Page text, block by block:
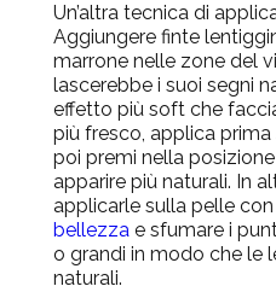
Un’altra tecnica di
Aggiungere finte
marrone nelle zone del
lascerebbe i suoi segni
effetto più soft che
più fresco, applica
poi premi nella
apparire più naturali. In
applicarle sulla pelle
bellezza e sfumare i
o grandi in modo che le
naturali.